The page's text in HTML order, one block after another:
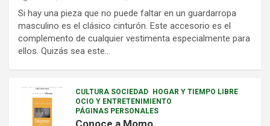
Si hay una pieza que no puede faltar en un guardarropa
masculino es el clásico cinturón. Este accesorio es el
complemento de cualquier vestimenta especialmente para
ellos. Quizás sea este…
CULTURA SOCIEDAD HOGAR Y TIEMPO LIBRE
OCIO Y ENTRETENIMIENTO
PÁGINAS PERSONALES
Conoce a Momo